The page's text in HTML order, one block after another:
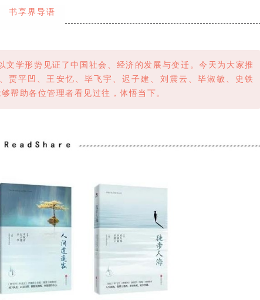
书享界导语
文学形势见证了中国社会、经济的发展与变迁。今天为大家推
贾平凹、王安忆、毕飞宇、迟子建、刘震云、毕淑敏、史铁
帮助各位管理者看见过往，体悟当下。